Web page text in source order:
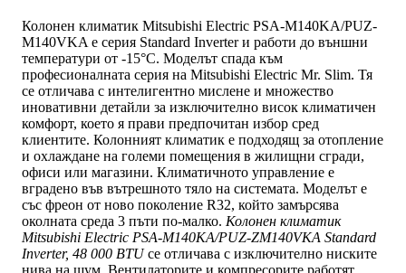
Колонен климатик Mitsubishi Electric PSA-M140KA/PUZ-
M140VKA е серия Standard Inverter и работи до външни
температури от -15°С. Моделът спада към
професионалната серия на Mitsubishi Electric Mr. Slim. Тя
се отличава с интелигентно мислене и множество
иновативни детайли за изключително висок климатичен
комфорт, което я прави предпочитан избор сред
клиентите. Колонният климатик е подходящ за отопление
и охлаждане на големи помещения в жилищни сгради,
офиси или магазини. Климатичното управление е
вградено във вътрешното тяло на системата. Моделът е
със фреон от ново поколение R32, който замърсява
околната среда 3 пъти по-малко. Колонен климатик
Mitsubishi Electric PSA-M140KA/PUZ-ZM140VKA Standard
Inverter, 48 000 BTUсе отличава с изключително ниските
нива на шум. Вентилаторите и компресорите работят